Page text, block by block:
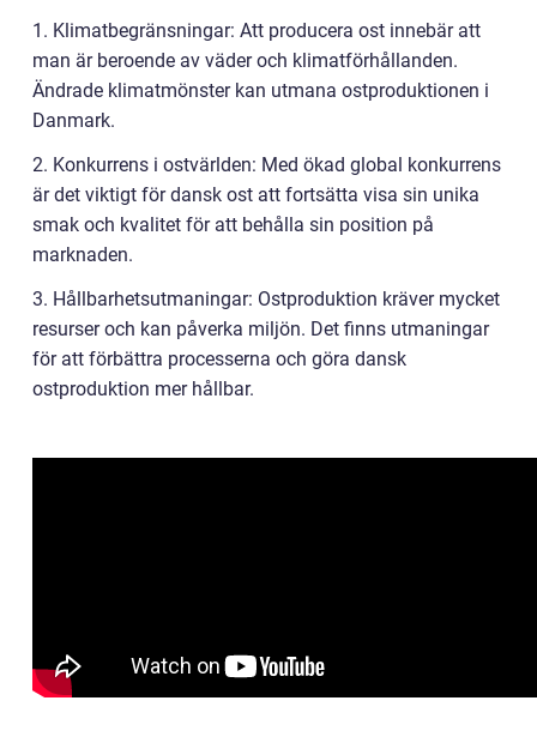
1. Klimatbegränsningar: Att producera ost innebär att
man är beroende av väder och klimatförhållanden.
Ändrade klimatmönster kan utmana ostproduktionen i
Danmark.
2. Konkurrens i ostvärlden: Med ökad global konkurrens
är det viktigt för dansk ost att fortsätta visa sin unika
smak och kvalitet för att behålla sin position på
marknaden.
3. Hållbarhetsutmaningar: Ostproduktion kräver mycket
resurser och kan påverka miljön. Det finns utmaningar
för att förbättra processerna och göra dansk
ostproduktion mer hållbar.